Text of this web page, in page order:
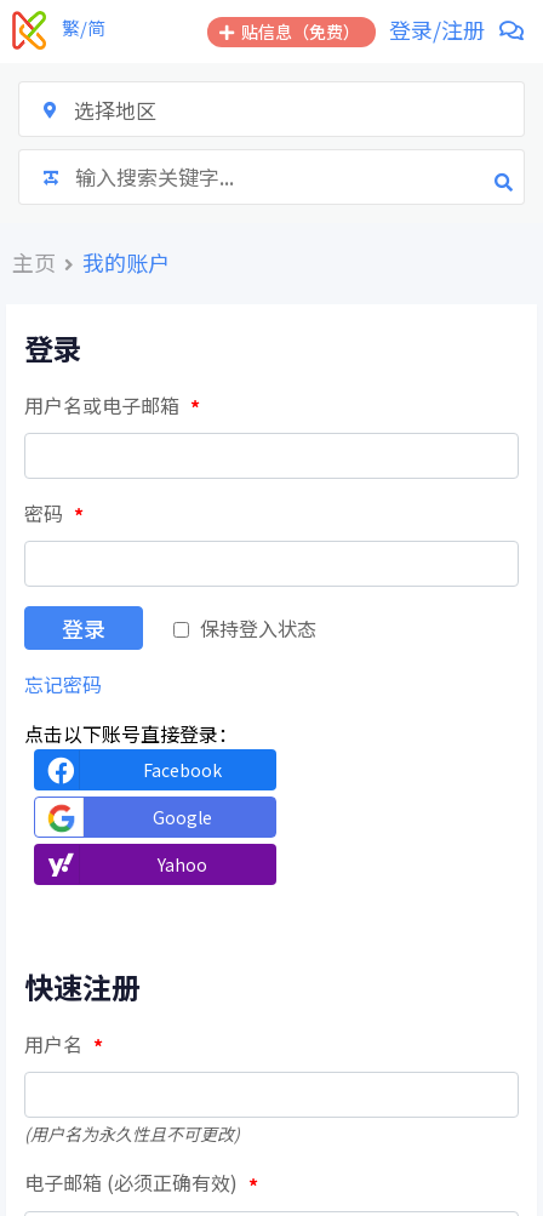
贴信息（免费） 登录/注册
繁/简
选择地区
主页 我的账户
登录
用户名或电子邮箱 *
密码 *
登录
保持登入状态
忘记密码
点击以下账号直接登录：
Facebook
Google
Yahoo
快速注册
用户名 *
(用户名为永久性且不可更改)
电子邮箱 (必须正确有效) *